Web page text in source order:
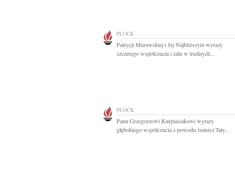
PŁOCK
Patrycji Murawskiej i Jej Najbliższym wyrazy
szczerego współczucia i żalu w trudnych...
PŁOCK
Panu Grzegorzowi Kurpiasiakowi wyrazy
głębokiego współczucia z powodu śmierci Taty...